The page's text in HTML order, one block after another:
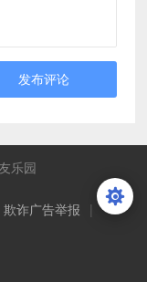
发布评论
乐园
欺诈广告举报 |